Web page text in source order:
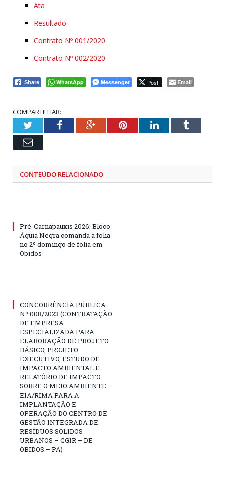
Ata
Resultado
Contrato Nº 001/2020
Contrato Nº 002/2020
Share WhatsApp Messenger Post Email
COMPARTILHAR:
TwitterFacebookGoogle+PinterestLinkedInTumblr
Email
CONTEÚDO RELACIONADO
Pré-Carnapauxis 2026: Bloco
Águia Negra comanda a folia
no 2º domingo de folia em
Óbidos
CONCORRÊNCIA PÚBLICA
Nº 008/2023 (CONTRATAÇÃO
DE EMPRESA
ESPECIALIZADA PARA
ELABORAÇÃO DE PROJETO
BÁSICO, PROJETO
EXECUTIVO, ESTUDO DE
IMPACTO AMBIENTAL E
RELATÓRIO DE IMPACTO
SOBRE O MEIO AMBIENTE –
EIA/RIMA PARA A
IMPLANTAÇÃO E
OPERAÇÃO DO CENTRO DE
GESTÃO INTEGRADA DE
RESÍDUOS SÓLIDOS
URBANOS – CGIR – DE
ÓBIDOS – PA)